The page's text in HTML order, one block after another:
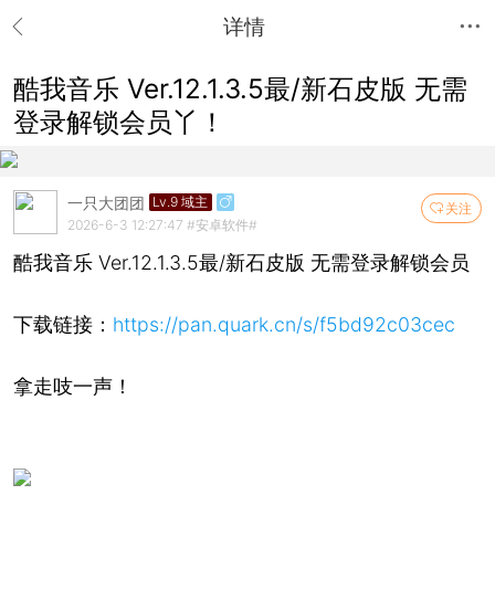
详情
酷我音乐 Ver.12.1.3.5最/新石皮版 无需
登录解锁会员丫！
关注
一只大团团 Lv.9 域主
2026-6-3 12:27:47 #安卓软件#
酷我音乐 Ver.12.1.3.5最/新石皮版 无需登录解锁会员
下载链接： https://pan.quark.cn/s/f5bd92c03cec
拿走吱一声！